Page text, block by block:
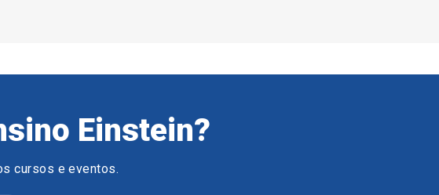
Einstein?
cursos e eventos.